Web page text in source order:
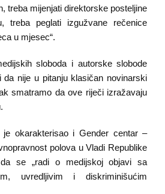
treba mijenjati direktorske posteljine
treba peglati izgužvane rečenice
u mjesec“.
sloboda i autorske slobode
da nije u pitanju klasičan novinarski
smatramo da ove riječi izražavaju
okarakterisao i Gender centar –
polova u Vladi Republike
se „radi o medijskoj objavi sa
uvredljivim i diskriminišućim